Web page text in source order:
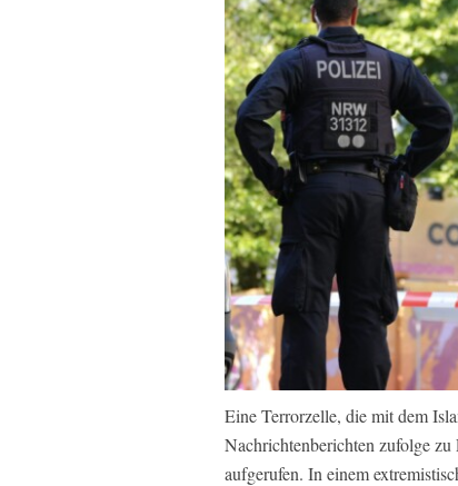
Eine Terrorzelle, die mit dem
Nachrichtenberichten zufolge
aufgerufen. In einem